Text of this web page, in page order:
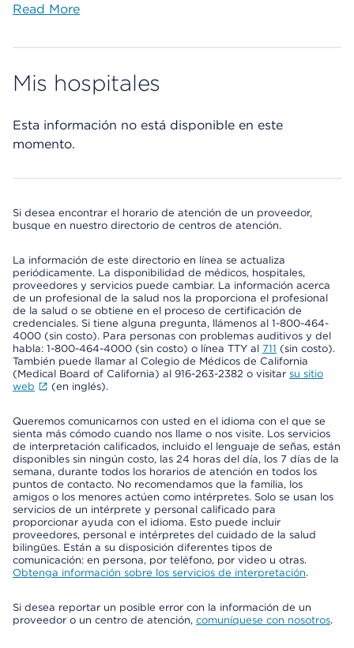
Read More
Mis hospitales
Esta información no está disponible en este
momento.
Si desea encontrar el horario de atención de un proveedor,
busque en nuestro directorio de centros de atención.
La información de este directorio en línea se actualiza
periódicamente. La disponibilidad de médicos, hospitales,
proveedores y servicios puede cambiar. La información acerca
de un profesional de la salud nos la proporciona el profesional
de la salud o se obtiene en el proceso de certificación de
credenciales. Si tiene alguna pregunta, llámenos al 1-800-464-
4000 (sin costo). Para personas con problemas auditivos y del
habla: 1-800-464-4000 (sin costo) o línea TTY al 711 (sin costo).
También puede llamar al Colegio de Médicos de California
(Medical Board of California) al 916-263-2382 o visitar su sitio
web
(en inglés).
Queremos comunicarnos con usted en el idioma con el que se
sienta más cómodo cuando nos llame o nos visite. Los servicios
de interpretación calificados, incluido el lenguaje de señas, están
disponibles sin ningún costo, las 24 horas del día, los 7 días de la
semana, durante todos los horarios de atención en todos los
puntos de contacto. No recomendamos que la familia, los
amigos o los menores actúen como intérpretes. Solo se usan los
servicios de un intérprete y personal calificado para
proporcionar ayuda con el idioma. Esto puede incluir
proveedores, personal e intérpretes del cuidado de la salud
bilingües. Están a su disposición diferentes tipos de
comunicación: en persona, por teléfono, por video u otras.
Obtenga información sobre los servicios de interpretación.
Si desea reportar un posible error con la información de un
proveedor o un centro de atención, comuníquese con nosotros.